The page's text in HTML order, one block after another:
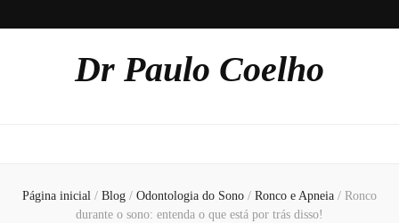
Dr Paulo Coelho
Página inicial / Blog / Odontologia do Sono / Ronco e Apneia / Ronco
durante o sono: entenda o que está por trás disso!